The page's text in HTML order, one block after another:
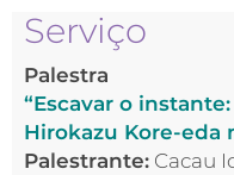
Serviço
Palestra
“Escavar o
Hirokazu Kore-eda
Palestrante: Cacau